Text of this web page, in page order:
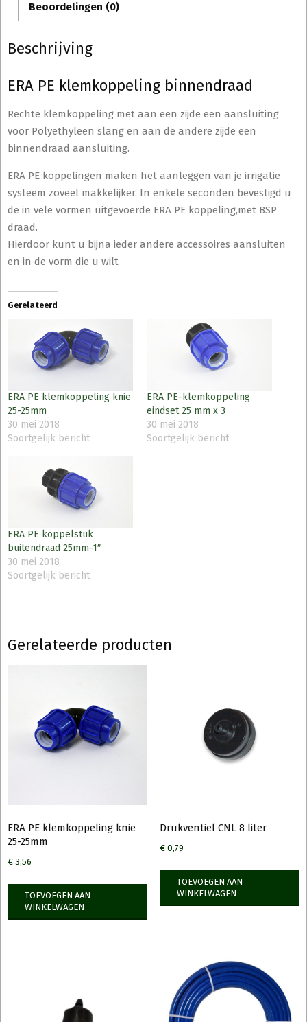
Beoordelingen (0)
Beschrijving
ERA PE klemkoppeling binnendraad
Rechte klemkoppeling met aan een zijde een aansluiting
voor Polyethyleen slang en aan de andere zijde een
binnendraad aansluiting.
ERA PE koppelingen maken het aanleggen van je irrigatie
systeem zoveel makkelijker. In enkele seconden bevestigd u
de in vele vormen uitgevoerde ERA PE koppeling,met BSP
draad.
Hierdoor kunt u bijna ieder andere accessoires aansluiten
en in de vorm die u wilt
Gerelateerd
ERA PE klemkoppeling knie
25-25mm
30 mei 2018
Soortgelijk bericht
ERA PE-klemkoppeling
eindset 25 mm x 3
30 mei 2018
Soortgelijk bericht
ERA PE koppelstuk
buitendraad 25mm-1″
30 mei 2018
Soortgelijk bericht
Gerelateerde producten
ERA PE klemkoppeling knie
25-25mm
€ 3,56
TOEVOEGEN AAN
WINKELWAGEN
Drukventiel CNL 8 liter
€0,79
TOEVOEGEN AAN
WINKELWAGEN